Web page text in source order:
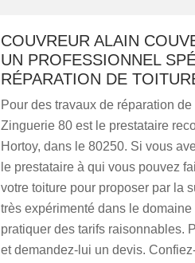
COUVREUR ALAIN
UN PROFESSIONNEL
RÉPARATION DE
Pour des travaux de réparation
Zinguerie 80 est le prestataire
Hortoy, dans le 80250. Si vous
le prestataire à qui vous pouvez
votre toiture pour proposer par la
très expérimenté dans le
pratiquer des tarifs raisonnables.
et demandez-lui un devis.